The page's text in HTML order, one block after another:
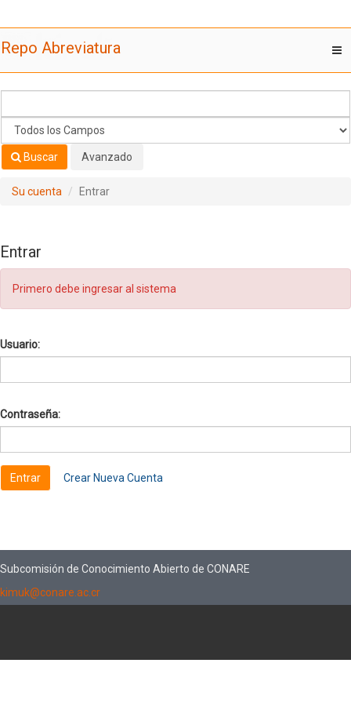
Repo Abreviatura
Buscar Avanzado
Su cuenta Entrar
Entrar
Primero debe ingresar al sistema
Usuario:
Contraseña:
Crear Nueva Cuenta
Subcomisión de Conocimiento Abierto de CONARE
kimuk@conare.ac.cr